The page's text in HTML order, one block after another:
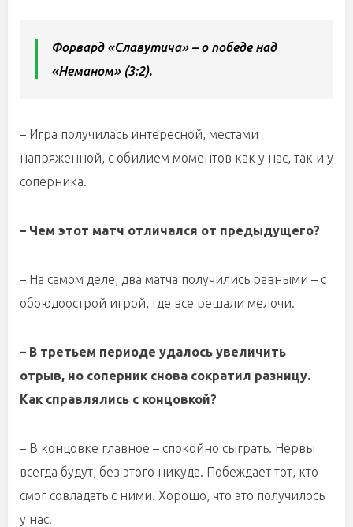
Форвард «Славутича» – о победе над
«Неманом» (3:2).
– Игра получилась интересной, местами
напряженной, с обилием моментов как у нас, так и у
соперника.
– Чем этот матч отличался от предыдущего?
– На самом деле, два матча получились равными – с
обоюдоострой игрой, где все решали мелочи.
– В третьем периоде удалось увеличить
отрыв, но соперник снова сократил разницу.
Как справлялись с концовкой?
– В концовке главное – спокойно сыграть. Нервы
всегда будут, без этого никуда. Побеждает тот, кто
смог совладать с ними. Хорошо, что это получилось
у нас.